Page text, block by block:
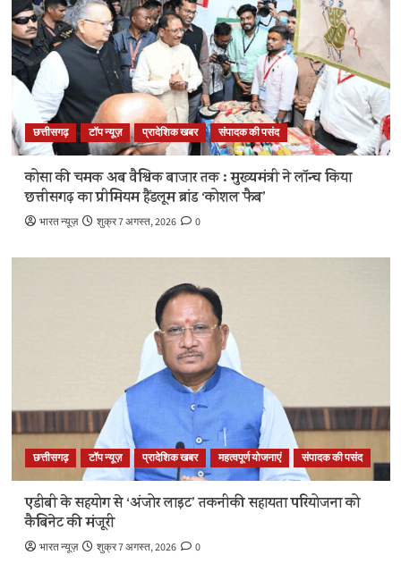
छत्तीसगढ़ टॉप न्यूज़ प्रादेशिक खबर संपादक की पसंद
कोसा की चमक अब वैश्विक बाजार तक : मुख्यमंत्री ने लॉन्च किया
छत्तीसगढ़ का प्रीमियम हैंडलूम ब्रांड ‘कोशल फैब’
भारत न्यूज़ शुक्र 7 अगस्त, 2026 0
छत्तीसगढ़ टॉप न्यूज़ प्रादेशिक खबर महत्वपूर्ण योजनाएं संपादक की पसंद
एडीबी के सहयोग से ‘अंजोर लाइट’ तकनीकी सहायता परियोजना को
कैबिनेट की मंजूरी
भारत न्यूज़ शुक्र 7 अगस्त, 2026 0